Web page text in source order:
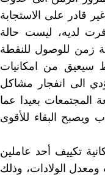
قادر على الاستجابة
لديه، ليست حالة
زمن للوصول للنقطة
سيعيق من امكانيات
الى انفجار مشاكل
المجتمعات بعيدا عما
ويصبح البقاء للأقوى
تكييف أحد عاملين
ومعدل الولادات، وذلك